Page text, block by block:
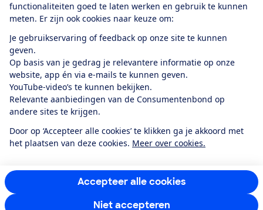
functionaliteiten goed te laten werken en gebruik te kunnen
meten. Er zijn ook cookies naar keuze om:
Je gebruikservaring of feedback op onze site te kunnen
geven.
Op basis van je gedrag je relevantere informatie op onze
website, app én via e-mails te kunnen geven.
YouTube-video’s te kunnen bekijken.
Relevante aanbiedingen van de Consumentenbond op
andere sites te krijgen.
Door op ‘Accepteer alle cookies’ te klikken ga je akkoord met
het plaatsen van deze cookies. Meer over cookies.
Accepteer alle cookies
Niet accepteren
Alles over de
app
Algemene Voorwaarden
Privacyverklaring
Cookiebeleid
Privacyvoorkeuren
Toegankelijkheid
RSS-feed nieuws
FacebookTwitterInstagram
YoutubeLinkedIn
12.901consumentenbeoordelen de Consumentenbondmet gemiddeld